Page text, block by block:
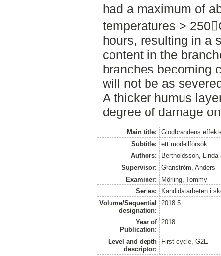
had a maximum of
temperatures >
hours, resulting in a
content in the
branches becoming
will not be as
A thicker humus
degree of damage
Main title:
Glödbrandens
Subtitle:
ett modellförsök
Authors:
Bertholdsson, Linda
Supervisor:
Granström, Anders
Examiner:
Mörling, Tommy
Series:
Kandidatarbeten i
Volume/Sequential
designation:
2018:5
Year of
Publication:
2018
Level and depth
descriptor:
First cycle, G2E